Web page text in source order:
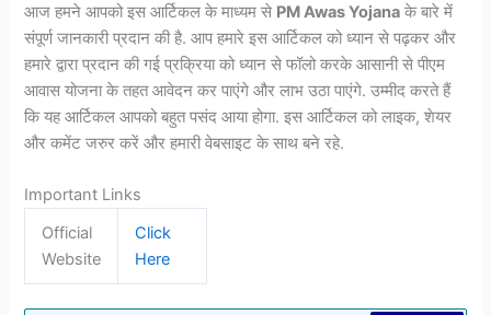
आज हमने आपको इस आर्टिकल के माध्यम से PM Awas Yojana के बारे में
संपूर्ण जानकारी प्रदान की है. आप हमारे इस आर्टिकल को ध्यान से पढ़कर और
हमारे द्वारा प्रदान की गई प्रक्रिया को ध्यान से फॉलो करके आसानी से पीएम
आवास योजना के तहत आवेदन कर पाएंगे और लाभ उठा पाएंगे. उम्मीद करते हैं
कि यह आर्टिकल आपको बहुत पसंद आया होगा. इस आर्टिकल को लाइक, शेयर
और कमेंट जरुर करें और हमारी वेबसाइट के साथ बने रहे.
Important Links
Official
Website
Click
Here